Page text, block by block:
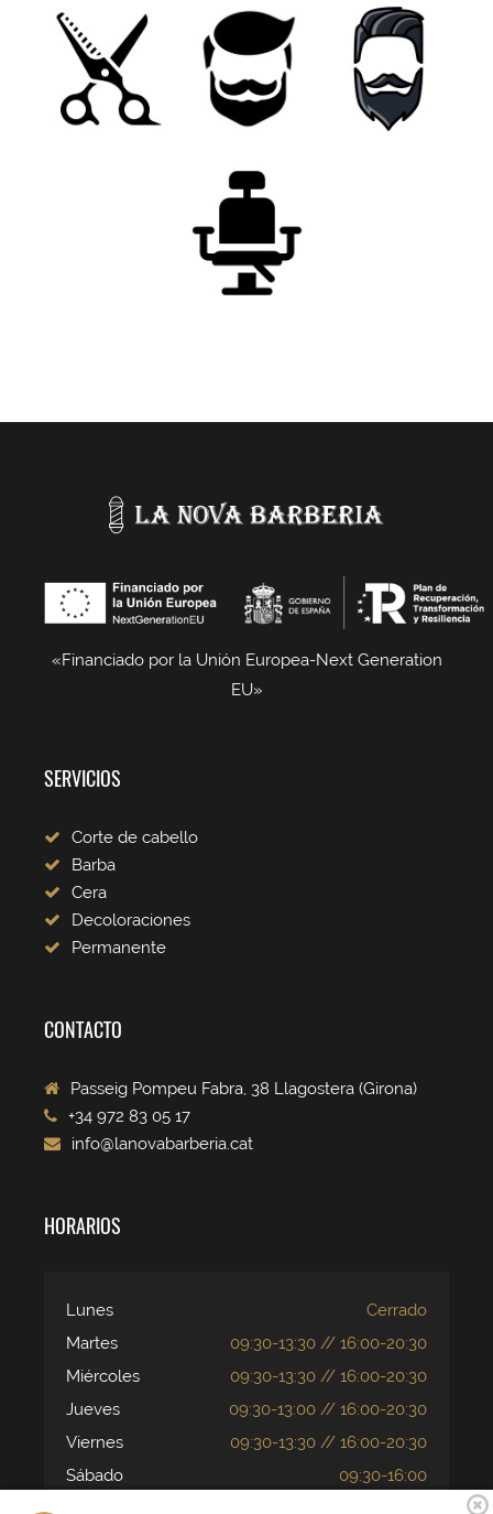
«Financiado por la Unión Europea-Next Generation
EU»
SERVICIOS
Corte de cabello
Barba
Cera
Decoloraciones
Permanente
CONTACTO
Passeig Pompeu Fabra, 38 Llagostera (Girona)
+34 972 83 05 17
info@lanovabarberia.cat
HORARIOS
Lunes
Cerrado
Martes
09:30-13:30 // 16:00-20:30
Miércoles
09:30-13:30 // 16:00-20:30
Jueves
09:30-13:00 // 16:00-20:30
Viernes
09:30-13:30 // 16:00-20:30
Sábado
09:30-16:00